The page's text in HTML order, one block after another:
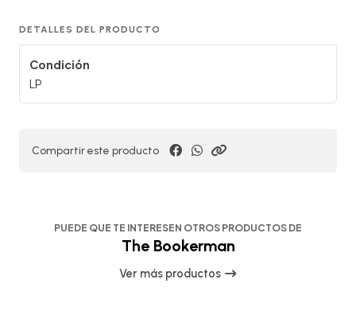
DETALLES DEL PRODUCTO
Condición
LP
Compartir este producto
PUEDE QUE TE INTERESEN OTROS PRODUCTOS DE
The Bookerman
Ver más productos